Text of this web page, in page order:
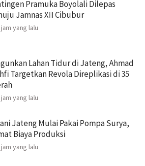
Pramuka Boyolali Dilepas
Jamnas XII Cibubur
yang lalu
Lahan Tidur di Jateng, Ahmad
Targetkan Revola Direplikasi di 35
jam yang lalu
Jateng Mulai Pakai Pompa Surya,
Biaya Produksi
jam yang lalu